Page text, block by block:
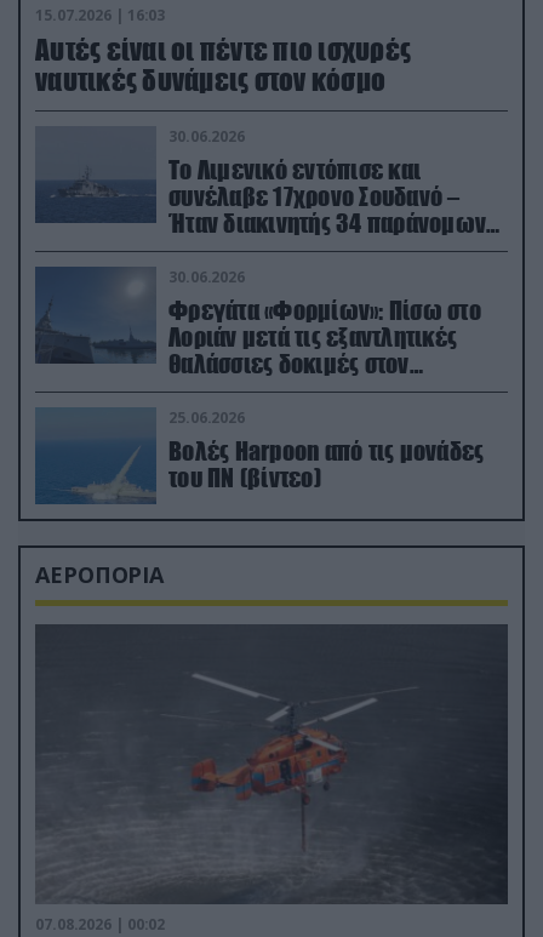
15.07.2026 | 16:03
Aυτές είναι οι πέντε πιο ισχυρές
ναυτικές δυνάμεις στον κόσμο
30.06.2026
Το Λιμενικό εντόπισε και
συνέλαβε 17χρονο Σουδανό –
Ήταν διακινητής 34 παράνομων
μεταναστών
30.06.2026
Φρεγάτα «Φορμίων»: Πίσω στο
Λοριάν μετά τις εξαντλητικές
θαλάσσιες δοκιμές στον
απαιτητικό Βισκαϊκό
25.06.2026
Βολές Harpoon από τις μονάδες
του ΠΝ (βίντεο)
ΑΕΡΟΠΟΡΙΑ
07.08.2026 | 00:02